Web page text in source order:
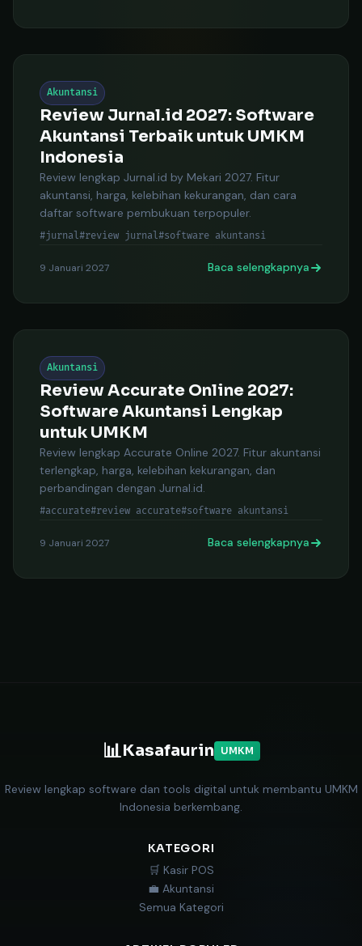
Akuntansi
Review Jurnal.id 2027: Software
Akuntansi Terbaik untuk UMKM
Indonesia
Review lengkap Jurnal.id by Mekari 2027. Fitur
akuntansi, harga, kelebihan kekurangan, dan cara
daftar software pembukuan terpopuler.
#jurnal#review jurnal#software akuntansi
9 Januari 2027 Baca selengkapnya
Akuntansi
Review Accurate Online 2027:
Software Akuntansi Lengkap
untuk UMKM
Review lengkap Accurate Online 2027. Fitur akuntansi
terlengkap, harga, kelebihan kekurangan, dan
perbandingan dengan Jurnal.id.
#accurate#review accurate#software akuntansi
9 Januari 2027 Baca selengkapnya
📊Kasafaurin UMKM
Review lengkap software dan tools digital untuk membantu UMKM
Indonesia berkembang.
KATEGORI
🛒 Kasir POS
💼 Akuntansi
Semua Kategori